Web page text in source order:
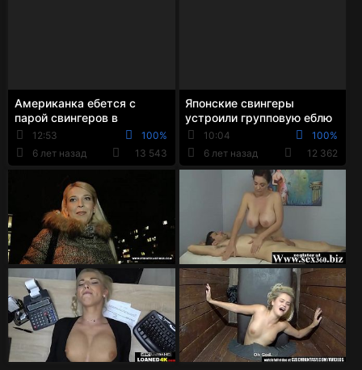
Американка ебется с
парой свингеров в
большой постели
12:53
100%
6 лет назад
13 543
Японские свингеры
устроили групповую еблю
с одним наблюдателем
10:04
100%
6 лет назад
12 362